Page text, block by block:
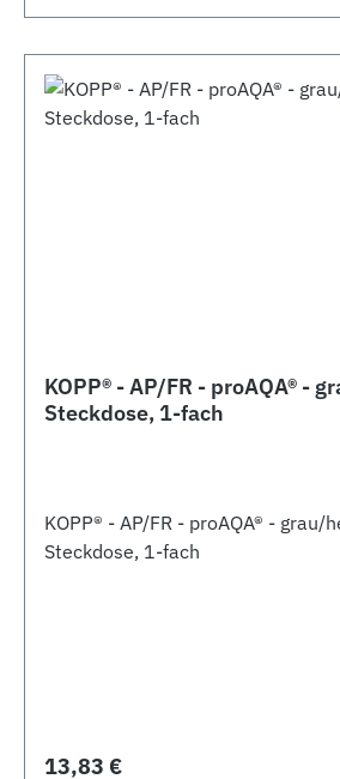
KOPP® - AP/FR - proAQA® -
Steckdose, 1-fach
KOPP® - AP/FR - proAQA® - grau/
Steckdose, 1-fach
Regulärer Preis:
13,83 €